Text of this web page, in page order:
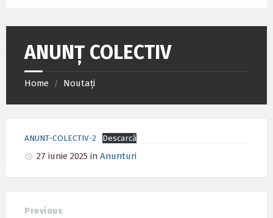
ANUNȚ COLECTIV
Home / Noutați
ANUNT-COLECTIV-2 Descarcă
27 iunie 2025 in Anunturi
Previous